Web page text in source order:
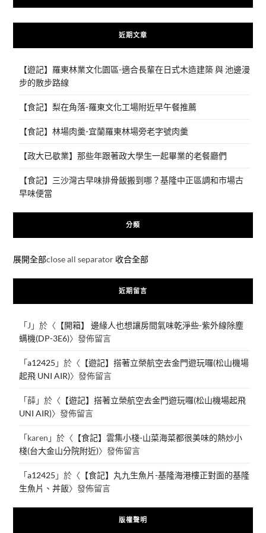
近期文章
【遊記】羅東林業文化園區-適合長輩在日式木造建築 與 池邊漫
步的散步路線
【食記】梨在角落-羅東文化工場附近早午餐推薦
【食記】林場肉羹-宜蘭羅東林場旁老字號肉羹
【政大已歇業】那些年跟著政大學生一起畢業的老餐廳們
【食記】三沙灣古早味排骨飯搬到哪？基隆中正區調和市場古
早味便當
分類
展開全部close all separator 收合全部
近期留言
「J 」於〈 【開箱】 邊緣人也想讓房間氣味乾淨些-紫外線除塵
螨機(DP-3E6)〉發佈留言
「a12425 」於〈 【遊記】搭著立榮航空去金門遊玩囉(松山機場
起飛 UNI AIR)〉發佈留言
「薛」於〈 【遊記】搭著立榮航空去金門遊玩囉(松山機場起飛
UNI AIR)〉發佈留言
「karen 」於〈 【食記】雲集小棧-山菜海菜都很美味的熱炒小
棧(台大金山分院附近)〉發佈留言
「a12425 」於〈 【食記】丸九生魚片-基隆海港樓正對面的基隆
生魚片、丼飯〉發佈留言
版權聲明